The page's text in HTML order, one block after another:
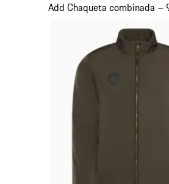
Add Chaqueta combinada
Diapositiva 6 de 20